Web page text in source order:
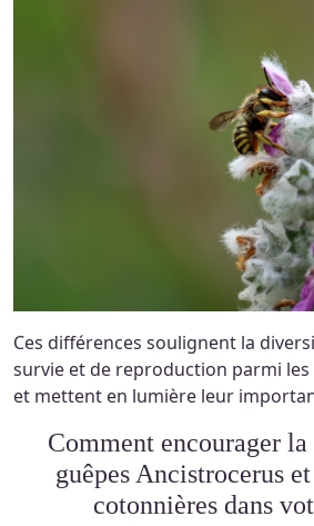
Ces différences soulignent la
survie et de reproduction parmi
et mettent en lumière leur
Comment encourager la présence des
guêpes Ancistrocerus
cotonnières dans